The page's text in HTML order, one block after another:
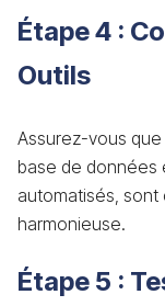
Étape 4 :
Outils
Assurez-vous
base de données
automatisés,
harmonieuse.
Étape 5 :